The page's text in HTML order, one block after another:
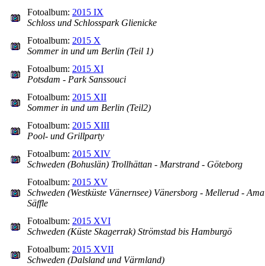
Fotoalbum: 2015 IX
Schloss und Schlosspark Glienicke
Fotoalbum: 2015 X
Sommer in und um Berlin (Teil 1)
Fotoalbum: 2015 XI
Potsdam - Park Sanssouci
Fotoalbum: 2015 XII
Sommer in und um Berlin (Teil2)
Fotoalbum: 2015 XIII
Pool- und Grillparty
Fotoalbum: 2015 XIV
Schweden (Bohuslän) Trollhättan - Marstrand - Göteborg
Fotoalbum: 2015 XV
Schweden (Westküste Vänernsee) Vänersborg - Mellerud -
Säffle
Fotoalbum: 2015 XVI
Schweden (Küste Skagerrak) Strömstad bis Hamburgö
Fotoalbum: 2015 XVII
Schweden (Dalsland und Värmland)